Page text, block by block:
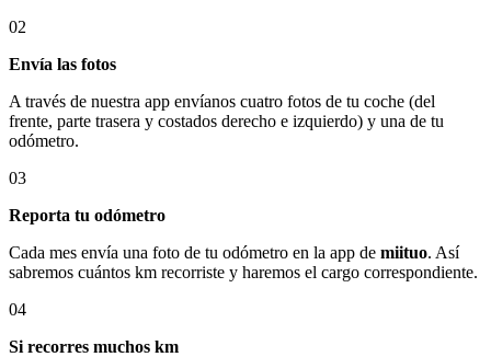
02
Envía las fotos
A través de nuestra app envíanos cuatro fotos de tu coche (del
frente, parte trasera y costados derecho e izquierdo) y una de tu
odómetro.
03
Reporta tu odómetro
Cada mes envía una foto de tu odómetro en la app de miituo. Así
sabremos cuántos km recorriste y haremos el cargo correspondiente.
04
Si recorres muchos km